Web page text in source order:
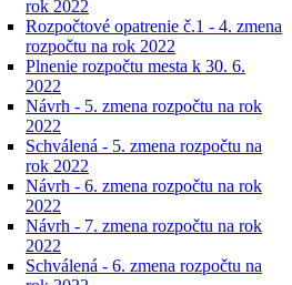
rok 2022
Rozpočtové opatrenie č.1 - 4. zmena
rozpočtu na rok 2022
Plnenie rozpočtu mesta k 30. 6.
2022
Návrh - 5. zmena rozpočtu na rok
2022
Schválená - 5. zmena rozpočtu na
rok 2022
Návrh - 6. zmena rozpočtu na rok
2022
Návrh - 7. zmena rozpočtu na rok
2022
Schválená - 6. zmena rozpočtu na